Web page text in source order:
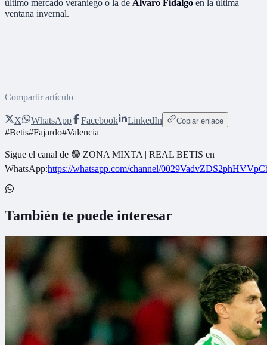
último mercado veraniego o la de Álvaro Fidalgo en la última
ventana invernal.
Compartir artículo
X WhatsApp Facebook LinkedIn Copiar enlace
#Betis#Fajardo#Valencia
Sigue el canal de 🟢 ZONA MIXTA | REAL BETIS en
WhatsApp:https://whatsapp.com/channel/
También te puede interesar